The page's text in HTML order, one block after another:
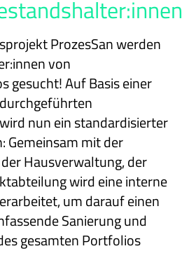
ProzesSan werden
von
gesucht! Auf Basis einer
nun ein standardisierter
Gemeinsam mit der
Hausverwaltung, der
wird eine interne
um darauf einen
Sanierung und
gesamten Portfolios